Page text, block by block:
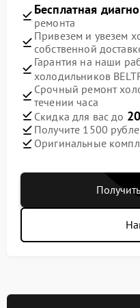
Бесплатная
ремонта
Привезем и увезем
собственной
Гарантия на наши
холодильников
Срочный ремонт
течении часа
Скидка для вас до
Получите 1500
Оригинальные